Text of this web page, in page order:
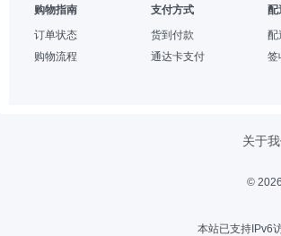
购物指南
订单状态
购物流程
支付方式
货到付款
通达卡支付
配
配
签
关于
©
本站已支持IPv6